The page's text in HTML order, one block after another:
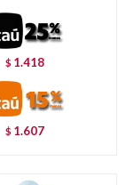
$ 1.418
$ 1.607